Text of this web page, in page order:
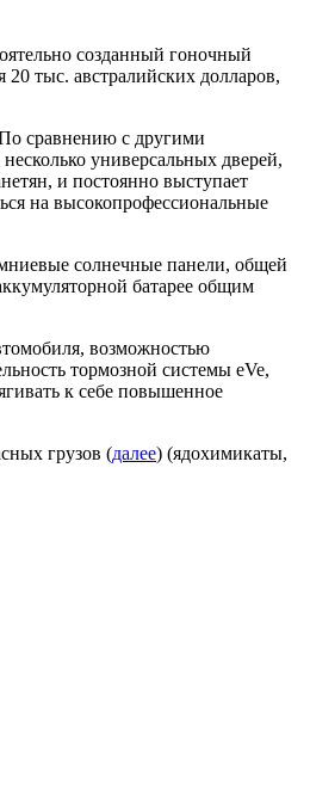
созданный гоночный
тыс. австралийских долларов,
сравнению с другими
универсальных дверей,
и постоянно выступает
на высокопрофессиональные
солнечные панели, общей
батарее общим
возможностью
тормозной системы eVe,
к себе повышенное
грузов (далее) (ядохимикаты,